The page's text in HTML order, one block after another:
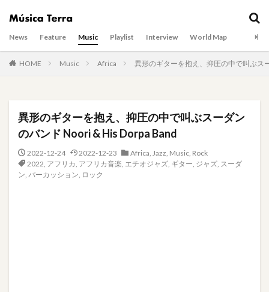
News Feature Music Playlist Interview World Map
HOME Music Africa 異形のギターを抱え、抑圧の中で叫ぶス
異形のギターを抱え、抑圧の中で叫ぶスーダン
のバンド Noori & His Dorpa Band
2022-12-24 2022-12-23 Africa, Jazz, Music, Rock
2022, アフリカ, アフリカ音楽, エチオジャズ, ギター, ジャズ, スーダ
ン, パーカッション, ロック